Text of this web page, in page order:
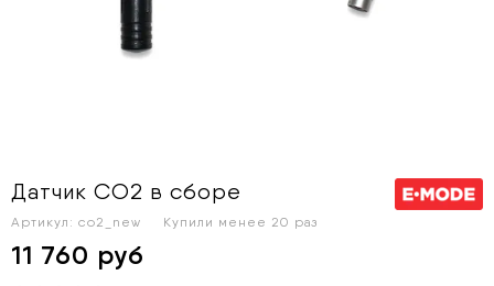
Датчик CO2 в сборе
Артикул: co2_new Купили менее 20 раз
11 760 руб